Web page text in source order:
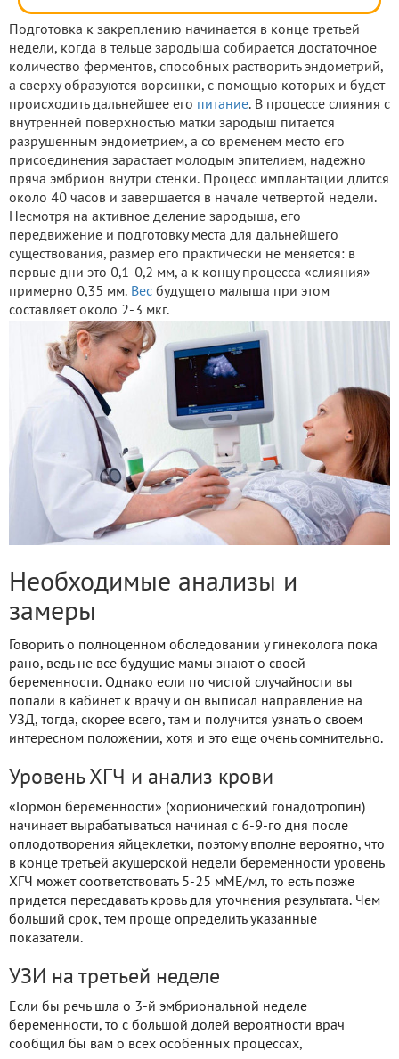
Подготовка к закреплению начинается в конце третьей
недели, когда в тельце зародыша собирается достаточное
количество ферментов, способных растворить эндометрий,
а сверху образуются ворсинки, с помощью которых и будет
происходить дальнейшее его питание. В процессе слияния с
внутренней поверхностью матки зародыш питается
разрушенным эндометрием, а со временем место его
присоединения зарастает молодым эпителием, надежно
пряча эмбрион внутри стенки. Процесс имплантации длится
около 40 часов и завершается в начале четвертой недели.
Несмотря на активное деление зародыша, его
передвижение и подготовку места для дальнейшего
существования, размер его практически не меняется: в
первые дни это 0,1-0,2 мм, а к концу процесса «слияния» —
примерно 0,35 мм. Вес будущего малыша при этом
составляет около 2-3 мкг.
Необходимые анализы и
замеры
Говорить о полноценном обследовании у гинеколога пока
рано, ведь не все будущие мамы знают о своей
беременности. Однако если по чистой случайности вы
попали в кабинет к врачу и он выписал направление на
УЗД, тогда, скорее всего, там и получится узнать о своем
интересном положении, хотя и это еще очень сомнительно.
Уровень ХГЧ и анализ крови
«Гормон беременности» (хорионический гонадотропин)
начинает вырабатываться начиная с 6-9-го дня после
оплодотворения яйцеклетки, поэтому вполне вероятно, что
в конце третьей акушерской недели беременности уровень
ХГЧ может соответствовать 5-25 мМЕ/мл, то есть позже
придется пересдавать кровь для уточнения результата. Чем
больший срок, тем проще определить указанные
показатели.
УЗИ на третьей неделе
Если бы речь шла о 3-й эмбриональной неделе
беременности, то с большой долей вероятности врач
сообщил бы вам о всех особенных процессах,